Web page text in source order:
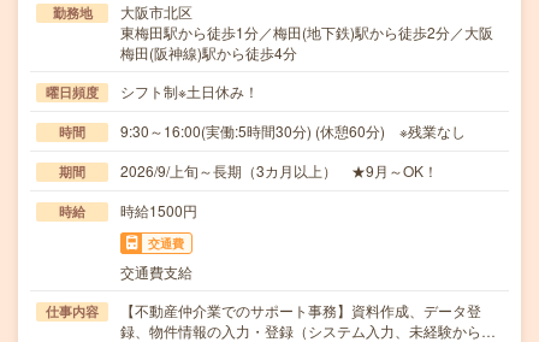
勤務地
大阪市北区
東梅田駅から徒歩1分／梅田(地下鉄)駅から徒歩2分／大阪
梅田(阪神線)駅から徒歩4分
曜日頻度 シフト制※土日休み！
時間 9:30～16:00(実働:5時間30分) (休憩60分) ※残業なし
期間 2026/9/上旬～長期（3カ月以上） ★9月～OK！
時給 時給1500円
交通費
交通費支給
仕事内容
【不動産仲介業でのサポート事務】資料作成、データ登
録、物件情報の入力・登録（システム入力、未経験から…